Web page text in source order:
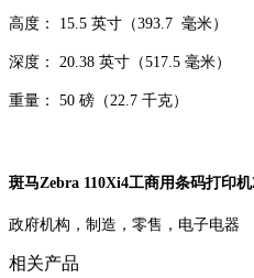
高度： 15.5 英寸（393.7 毫米）
深度： 20.38 英寸（517.5 毫米）
重量： 50 磅（22.7 千克）
斑马Zebra 110Xi4工商用条码打印机
政府机构，制造，零售，电子电器
相关产品